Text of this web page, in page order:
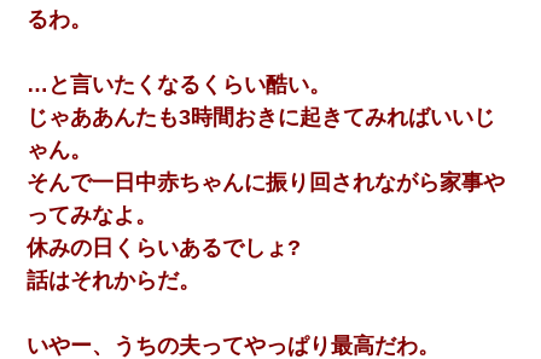
るわ。
…と言いたくなるくらい酷い。
じゃああんたも3時間おきに起きてみればいいじ
ゃん。
そんで一日中赤ちゃんに振り回されながら家事や
ってみなよ。
休みの日くらいあるでしょ?
話はそれからだ。
いやー、うちの夫ってやっぱり最高だわ。